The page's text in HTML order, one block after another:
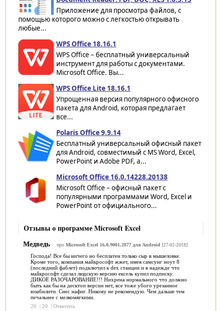
Приложение для просмотра файлов, с
помощью которого можно с легкостью открывать
любые...
WPS Office 18.16.1
WPS Office – бесплатный универсальный
инструмент для работы с документами.
Microsoft Office. Вы...
WPS Office Lite 18.16.1
Упрощенная версия популярного офисного
пакета для Android, которая предлагает
все...
Polaris Office 9.9.14
Бесплатный универсальный офисный пакет
для Android, совместимый с MS Word, Excel,
PowerPoint и Adobe PDF, а...
Microsoft Office 16.0.14228.20138
Microsoft Office – офисный пакет с
популярными программами Word, Excel и
PowerPoint от официального...
Отзывы о программе Microsoft Excel
Медведь
про Microsoft Excel 16.0.9001.2077 для Android[27-02-2018]
Господа! Все бы ничего но бесплатен только сыр в мышеловке.
Кроме того, компания майкрософт жжет, имея самсунг ноут 8
(последний фаблет) подключил к dex станции и в надежде что
майкрософт сделал людскую версию ексель купил подписку.
ДИКОЕ РАЗОЧАРОВАНИЕ!!! Нихрена нормального что должно
быть как бы на десктоп версии нет, все тоже убого урезанное
юзабилити. Снес нафиг. Никому не рекомендую. Чем дальше тем
печальнее с мелкомягкими.
20
| 20 | Ответить